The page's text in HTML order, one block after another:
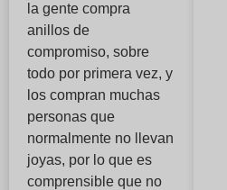
la gente compra
anillos de
compromiso, sobre
todo por primera vez, y
los compran muchas
personas que
normalmente no llevan
joyas, por lo que es
comprensible que no